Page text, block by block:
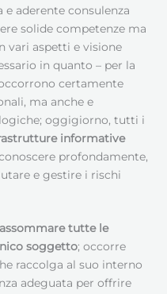
aderente consulenza
solide competenze ma
vari aspetti e visione
in quanto – per la
certamente
ma anche e
oggigiorno, tutti i
informative
profondamente,
e gestire i rischi
assommare tutte le
soggetto; occorre
raccolga al suo interno
adeguata per offrire